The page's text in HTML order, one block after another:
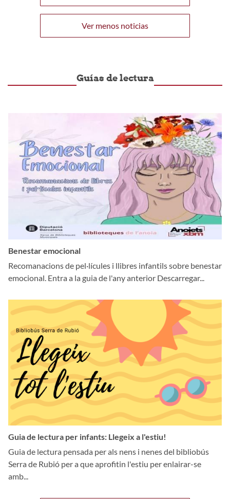
Ver menos noticias
Guías de lectura
Benestar emocional
Recomanacions de pel·lícules i llibres infantils sobre benestar
emocional. Entra a la guia de l'any anterior Descarregar...
Guia de lectura per infants: Llegeix a l'estiu!
Guia de lectura pensada per als nens i nenes del bibliobús
Serra de Rubió per a que aprofitin l'estiu per enlairar-se
amb...